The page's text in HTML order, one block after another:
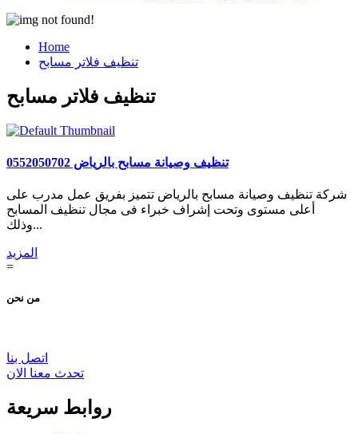
Home
تنظيف فلاتر مسابح
تنظيف فلاتر مسابح
تنظيف وصيانة مسابح بالرياض 0552050702
شركة تنظيف وصيانة مسابح بالرياض تتميز بفريق عمل مدرب على
أعلى مستوى وتحت إشراف خبراء فى مجال تنظيف المسابح
وذلك...
المزيد
=
من نحن
اتصل بنا
تحدث معنا الان
روابط سريعة